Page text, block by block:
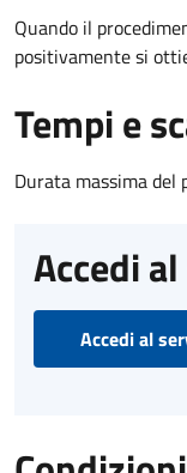
Quando il
positivamente si
Tempi e
Durata massima
Accedi
Accedi al